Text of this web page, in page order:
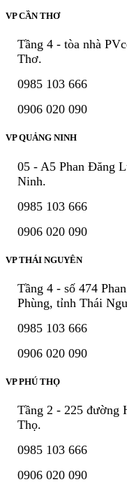
VP CẦN THƠ
Tầng 4 - tòa nhà
Thơ.
0985 103 666
0906 020 090
VP QUẢNG NINH
05 - A5 Phan Đăng
Ninh.
0985 103 666
0906 020 090
VP THÁI NGUYÊN
Tầng 4 - số 474
Phùng, tỉnh Thái
0985 103 666
0906 020 090
VP PHÚ THỌ
Tầng 2 - 225 đường
Thọ.
0985 103 666
0906 020 090